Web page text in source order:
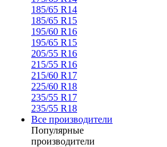
185/65 R14
185/65 R15
195/60 R16
195/65 R15
205/55 R16
215/55 R16
215/60 R17
225/60 R18
235/55 R17
235/55 R18
Все производители
Популярные
производители